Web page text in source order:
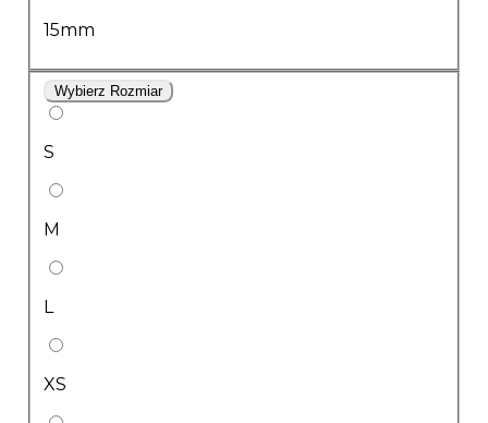
15mm
Wybierz Rozmiar
S
M
L
XS